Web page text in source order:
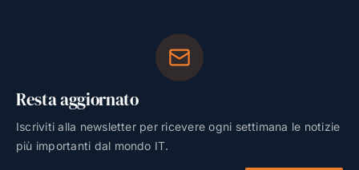
Resta aggiornato
Iscriviti alla newsletter per ricevere ogni settimana le notizie
più importanti dal mondo IT.